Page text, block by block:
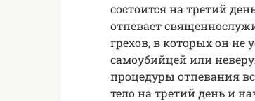
состоится на третий
отпевает
грехов, в которых он не
самоубийцей или
процедуры отпевания
тело на третий день и